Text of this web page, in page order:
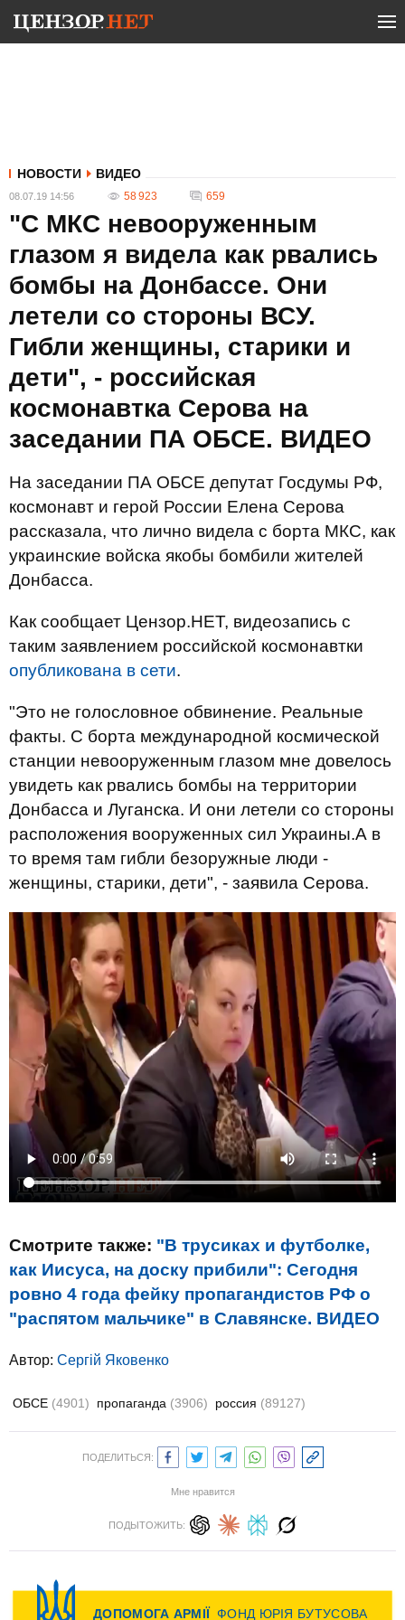
НОВОСТИ ВИДЕО
08.07.19 14:56 58 923 659
"С МКС невооруженным
глазом я видела как рвались
бомбы на Донбассе. Они
летели со стороны ВСУ.
Гибли женщины, старики и
дети", - российская
космонавтка Серова на
заседании ПА ОБСЕ. ВИДЕО
На заседании ПА ОБСЕ депутат Госдумы РФ,
космонавт и герой России Елена Серова
рассказала, что лично видела с борта МКС, как
украинские войска якобы бомбили жителей
Донбасса.
Как сообщает Цензор.НЕТ, видеозапись с
таким заявлением российской космонавтки
опубликована в сети.
"Это не голословное обвинение. Реальные
факты. С борта международной космической
станции невооруженным глазом мне довелось
увидеть как рвались бомбы на территории
Донбасса и Луганска. И они летели со стороны
расположения вооруженных сил Украины.А в
то время там гибли безоружные люди -
женщины, старики, дети", - заявила Серова.
Смотрите также: "В трусиках и футболке,
как Иисуса, на доску прибили": Сегодня
ровно 4 года фейку пропагандистов РФ о
"распятом мальчике" в Славянске. ВИДЕО
Автор: Сергій Яковенко
ОБСЕ (4901) пропаганда (3906) россия (89127)
ПОДЕЛИТЬСЯ:
Мне нравится
ПОДЫТОЖИТЬ: